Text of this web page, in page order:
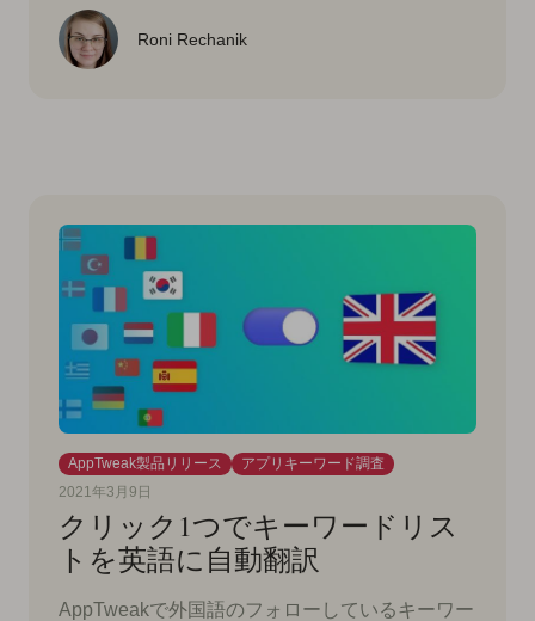
Roni Rechanik
AppTweak製品リリース
アプリキーワード調査
2021年3月9日
クリック1つでキーワードリス
トを英語に自動翻訳
AppTweakで外国語のフォローしているキーワー